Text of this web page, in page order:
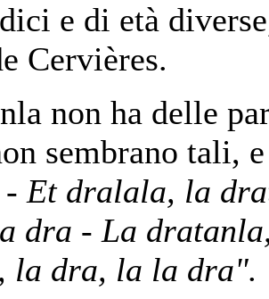
e di età
Cervières.
non ha delle
sembrano tali,
Et dralala, la
dra - La
la dra, la la dra".